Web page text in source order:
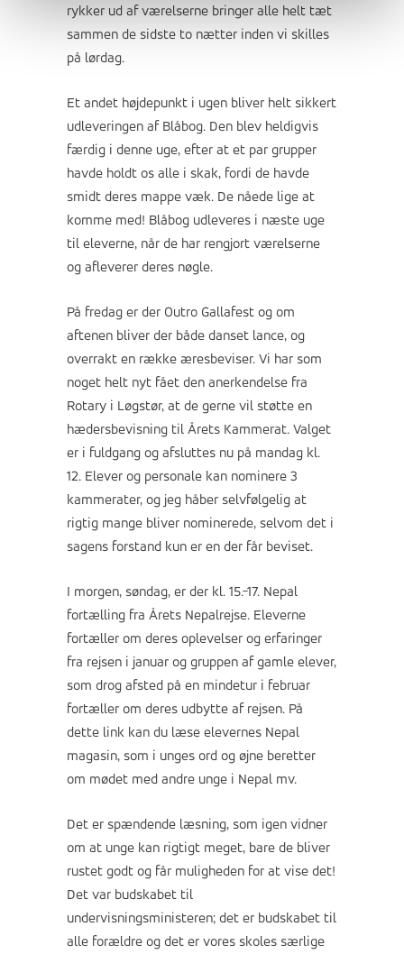
rykker ud af værelserne bringer alle helt tæt
sammen de sidste to nætter inden vi skilles
på lørdag.
Et andet højdepunkt i ugen bliver helt sikkert
udleveringen af Blåbog. Den blev heldigvis
færdig i denne uge, efter at et par grupper
havde holdt os alle i skak, fordi de havde
smidt deres mappe væk. De nåede lige at
komme med! Blåbog udleveres i næste uge
til eleverne, når de har rengjort værelserne
og afleverer deres nøgle.
På fredag er der Outro Gallafest og om
aftenen bliver der både danset lance, og
overrakt en række æresbeviser. Vi har som
noget helt nyt fået den anerkendelse fra
Rotary i Løgstør, at de gerne vil støtte en
hædersbevisning til Årets Kammerat. Valget
er i fuldgang og afsluttes nu på mandag kl.
12. Elever og personale kan nominere 3
kammerater, og jeg håber selvfølgelig at
rigtig mange bliver nominerede, selvom det i
sagens forstand kun er en der får beviset.
I morgen, søndag, er der kl. 15.-17. Nepal
fortælling fra Årets Nepalrejse. Eleverne
fortæller om deres oplevelser og erfaringer
fra rejsen i januar og gruppen af gamle elever,
som drog afsted på en mindetur i februar
fortæller om deres udbytte af rejsen. På
dette link kan du læse elevernes Nepal
magasin, som i unges ord og øjne beretter
om mødet med andre unge i Nepal mv.
Det er spændende læsning, som igen vidner
om at unge kan rigtigt meget, bare de bliver
rustet godt og får muligheden for at vise det!
Det var budskabet til
undervisningsministeren; det er budskabet til
alle forældre og det er vores skoles særlige